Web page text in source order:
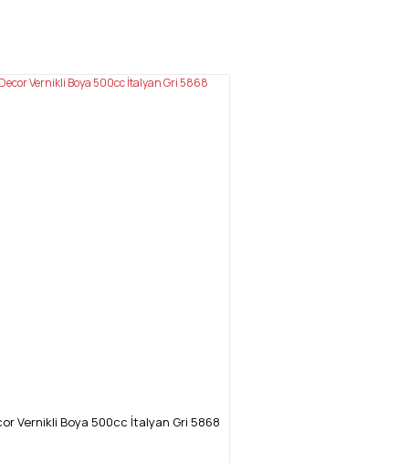
Vernikli Boya 500cc İtalyan Gri 5868